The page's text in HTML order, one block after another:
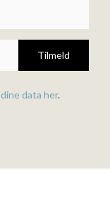
Tilmeld
dine data her.